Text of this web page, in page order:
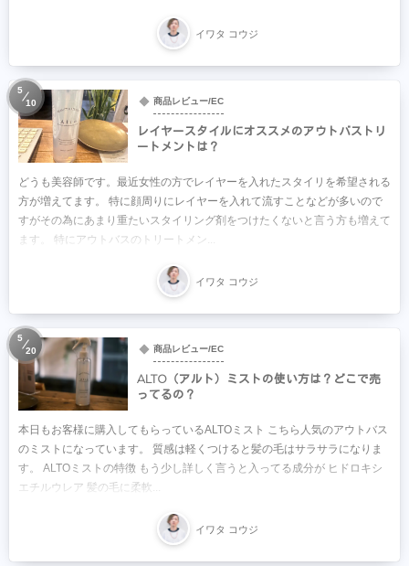
イワタ コウジ
商品レビュー/EC
レイヤースタイルにオススメのアウトバストリ
ートメントは？
どうも美容師です。最近女性の方でレイヤーを入れたスタイリを希望される
方が増えてます。 特に顔周りにレイヤーを入れて流すことなどが多いので
すがその為にあまり重たいスタイリング剤をつけたくないと言う方も増えて
ます。 特にアウトバスのトリートメン...
イワタ コウジ
5
10
商品レビュー/EC
ALTO（アルト）ミストの使い方は？どこで売
ってるの？
本日もお客様に購入してもらっているALTOミスト こちら人気のアウトバス
のミストになっています。 質感は軽くつけると髪の毛はサラサラになりま
す。 ALTOミストの特徴 もう少し詳しく言うと入ってる成分が ヒドロキシ
エチルウレア 髪の毛に柔軟...
イワタ コウジ
5
20